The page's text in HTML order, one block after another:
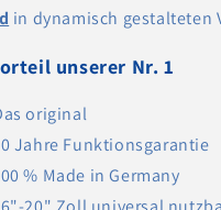
in dynamisch gestalteten
unserer Nr. 1
original
Jahre Funktionsgarantie
% Made in Germany